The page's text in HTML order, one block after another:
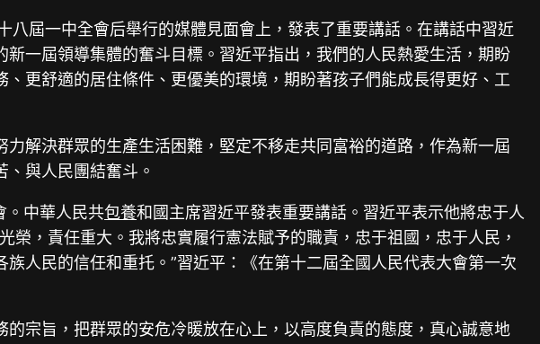
屆一中全會后舉行的媒體見面會上，發表了重要講話。在講話中習近
一屆領導集體的奮斗目標。習近平指出，我們的人民熱愛生活，期盼
更舒適的居住條件、更優美的環境，期盼著孩子們能成長得更好、工
解決群眾的生產生活困難，堅定不移走共同富裕的道路，作為新一屆
與人民團結奮斗。
。中華人民共包養和國主席習近平發表重要講話。習近平表示他將忠于人
榮，責任重大。我將忠實履行憲法賦予的職責，忠于祖國，忠于人民，
人民的信任和重托。”習近平：《在第十二屆全國人民代表大會第一次
宗旨，把群眾的安危冷暖放在心上，以高度負責的態度，真心誠意地